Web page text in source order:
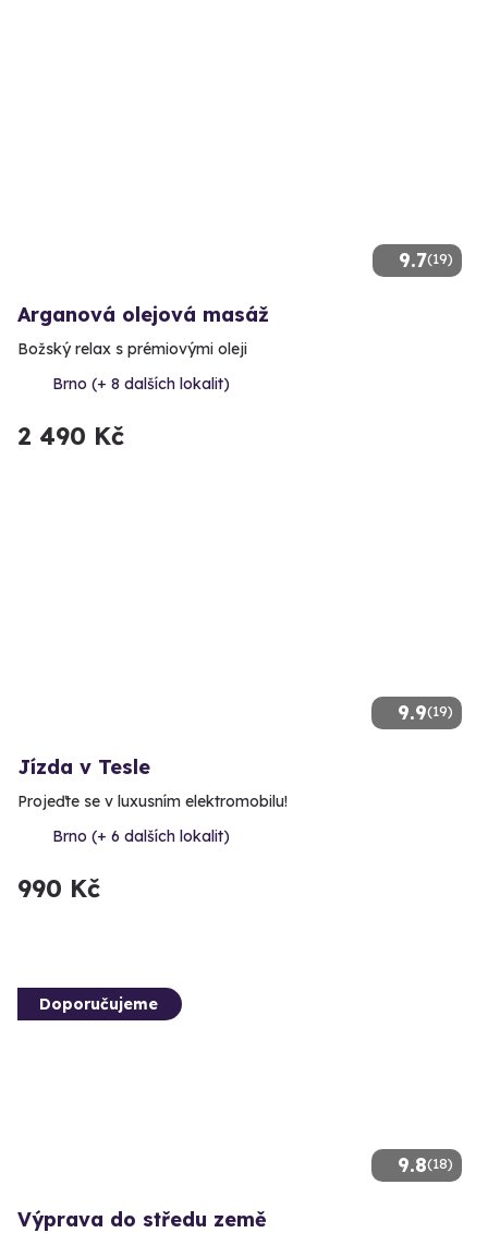
9.7(19)
Arganová olejová masáž
Božský relax s prémiovými oleji
Brno (+ 8 dalších lokalit)
2 490 Kč
9.9(19)
Jízda v Tesle
Projeďte se v luxusním elektromobilu!
Brno (+ 6 dalších lokalit)
990 Kč
9.8(18)
Doporučujeme
Výprava do středu země